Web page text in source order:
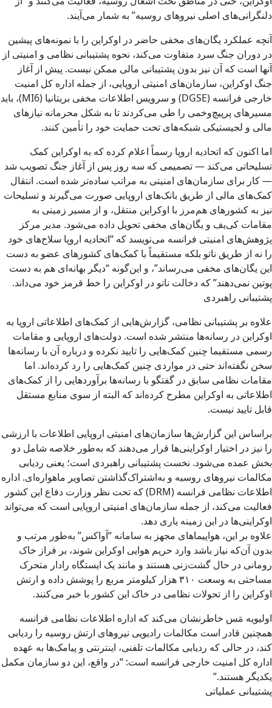
دلنگرانی‌های اصلی نیروهای روسیه” به شمار می‌آیند.
آنچه عملکرد یگان‌های مخفی حاضر در اوکراین را با نمونه‌های پیشین
در دوران جنگ سرد متفاوت می‌کند، نحوه پشتیبانی نظامی و امنیتی از
آنها است که آن نیز بدون پشتیبانی مالی ممکن نیست. پیش از آغاز
جنگ اوکراین، سازمان‌های امنیتی اروپایی، از جمله اداره کل امنیت
خارجی فرانسه (DGSE) و سرویس اطلاعات مخفی بریتانیا (MI6)، باید
مسیرهای پرپیچ‌وخمی را طی می‌کردند تا به شکل محرمانه نیازهای
مالی و لجیستیکی شبکه‌های تحت حمایت خود را تأمین کنند.
اما اکنون که اتحادیه اروپا رسماً اعلام کرده که به اوکراین کمک‌
تسلیحاتی می‌کند — تصمیمی که سه روز پس از آغاز جنگ تصویب شد
— کار برای سازمان‌های امنیتی به مراتب ساده‌تر شده است. انتقال
کمک‌های مالی از طریق بانک‌های اروپایی صورت می‌گیرند و تسلیحات
نیز به کشورهای هم‌مرز با اوکراین منتقل، و از مسیر زمینی به
مقامات کی‌یف و یگان‌های مخفی تحویل داده می‌شود. مدیر مرکز
پژوهش‌های امنیتی فرانسه می‌نویسد که “اتحادیه اروپا سلاح‌های خود
را نه از طریق ناتو بلکه مستقیماً با کمک‌های کشورهای عضو به دست
این یگان‌های مخفی می‌رساند”، و این‌گونه “دیگر بهانه‌ای هم به دست
پوتین نمی‌دهند” که دخالت ناتو در اوکراین را خط قرمز خود می‌داند.
پشتیبانی راهبردی
علاوه بر پشتیبانی نظامی، گزارش‌هایی از کمک‌های اطلاعاتی اروپا به
اوکراین در رسانه‌ها منتشر شده است. دولت‌های اروپایی و مقامات
رسمی مستقیما چنین کمک‌هایی را تایید نکرده و درباره آن با رسانه‌ها
سخن نگفته‌اند حتی در مواردی چنین کمک‌هایی را رد کرده‌اند. اما
مقامات نظامی سابق در گفتگو با رسانه‌ها برآوردهایی را از کمک‌های
اطلاعاتی به اوکراین مطرح کرده‌اند که البته از سوی منابع مستقل
قابل تایید نیست.
براساس این گزارش‌ها سازمان‌های امنیتی اروپایی اطلاعات با ارزشی
را نیز در اختیار اوکراینی‌ها قرار می‌دهند که به‌طور خلاصه شامل دو
بخش عمده می‌شود. نخست پشتیبانی راهبردی است؛ یعنی ردیابی
مکالمات نیروهای روسیه و به‌اشتراک‌گذاشتن تصاویر ماهواره‌ای. اداره
اطلاعات نظامی فرانسه (DRM) که تحت نظر وزارت دفاع این کشور
فعالیت می‌کند، از جمله سازمان‌های امنیتی اروپایی است که می‌تواند
اوکراینی‌ها در این زمینه یاری دهد.
علاوه بر این، هواپیماهای مجهز به سامانه “آواکس” به‌طور مرتب و
بدون آن‌که نیاز باشد وارد حریم هوایی اوکراین شوند، بر فراز خاک
رومانی در حال گشت‌زنی هستند و مانند یک ایستگاه رادار متحرک
مساحتی به وسعت ۳۱۰ هزار کیلومتر مربع را پوشش داده و ارتش
اوکراین را از تحولات نظامی در خاک این کشور با خبر می‌کنند.
اولیویه مَس خاطرنشان می‌کند که اداره اطلاعات نظامی فرانسه
همچنین قادر است مکالمات رادیویی نیروهای ارتش روسیه را ردیابی
کند، در حالی که ردیابی مکالمات تلفنی، اینترنتی و پیامک‌ها به عهده‌
اداره کل امنیت خارجی فرانسه است: “در واقع، این دو سازمان مکمل
یکدیگر هستند.”
پشتیبانی عملیاتی